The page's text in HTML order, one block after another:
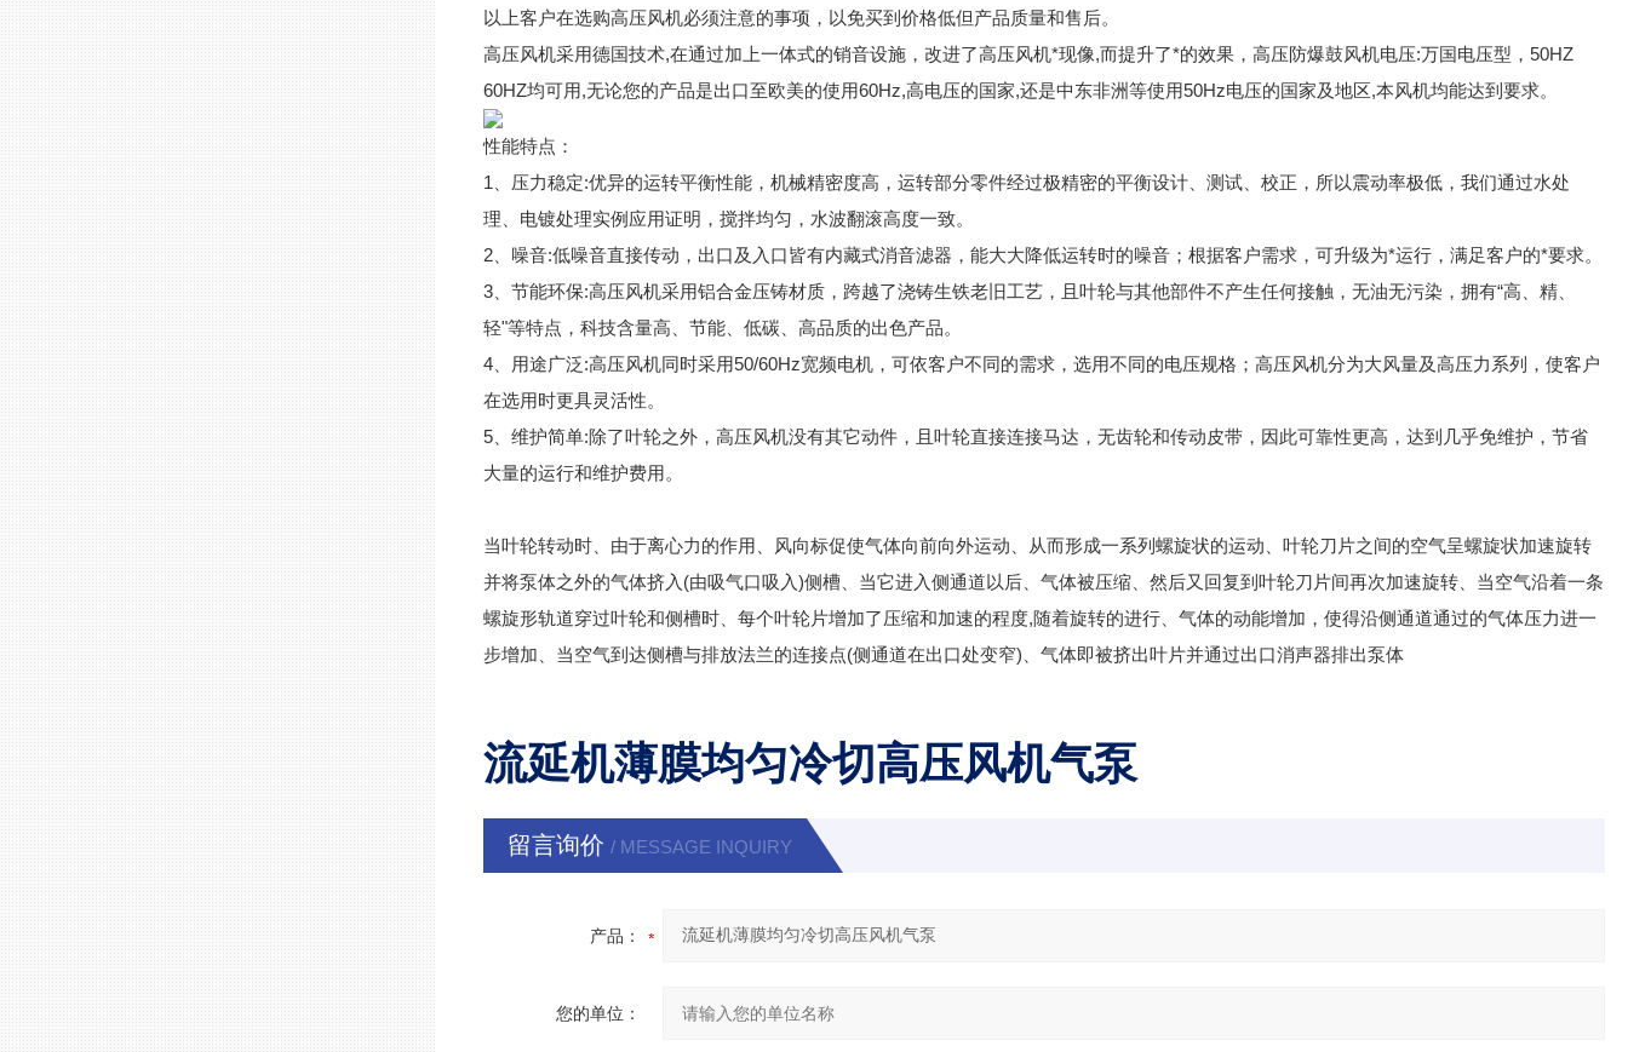
以上客户在选购高压风机必须注意的事项，以免买到价格低但产品质量和售后。
高压风机采用德国技术,在通过加上一体式的销音设施，改进了高压风机*现像,而提升了*的效果，高压防爆鼓风机电压:万国电压型，50HZ
60HZ均可用,无论您的产品是出口至欧美的使用60Hz,高电压的国家,还是中东非洲等使用50Hz电压的国家及地区,本风机均能达到要求。
性能特点：
1、压力稳定:优异的运转平衡性能，机械精密度高，运转部分零件经过极精密的平衡设计、测试、校正，所以震动率极低，我们通过水处
理、电镀处理实例应用证明，搅拌均匀，水波翻滚高度一致。
2、噪音:低噪音直接传动，出口及入口皆有内藏式消音滤器，能大大降低运转时的噪音；根据客户需求，可升级为*运行，满足客户的*要求。
3、节能环保:高压风机采用铝合金压铸材质，跨越了浇铸生铁老旧工艺，且叶轮与其他部件不产生任何接触，无油无污染，拥有“高、精、
轻"等特点，科技含量高、节能、低碳、高品质的出色产品。
4、用途广泛:高压风机同时采用50/60Hz宽频电机，可依客户不同的需求，选用不同的电压规格；高压风机分为大风量及高压力系列，使客户
在选用时更具灵活性。
5、维护简单:除了叶轮之外，高压风机没有其它动件，且叶轮直接连接马达，无齿轮和传动皮带，因此可靠性更高，达到几乎免维护，节省
大量的运行和维护费用。
当叶轮转动时、由于离心力的作用、风向标促使气体向前向外运动、从而形成一系列螺旋状的运动、叶轮刀片之间的空气呈螺旋状加速旋转
并将泵体之外的气体挤入(由吸气口吸入)侧槽、当它进入侧通道以后、气体被压缩、然后又回复到叶轮刀片间再次加速旋转、当空气沿着一条
螺旋形轨道穿过叶轮和侧槽时、每个叶轮片增加了压缩和加速的程度,随着旋转的进行、气体的动能增加，使得沿侧通道通过的气体压力进一
步增加、当空气到达侧槽与排放法兰的连接点(侧通道在出口处变窄)、气体即被挤出叶片并通过出口消声器排出泵体
流延机薄膜均匀冷切高压风机气泵
留言询价 / MESSAGE INQUIRY
产品：
您的单位：